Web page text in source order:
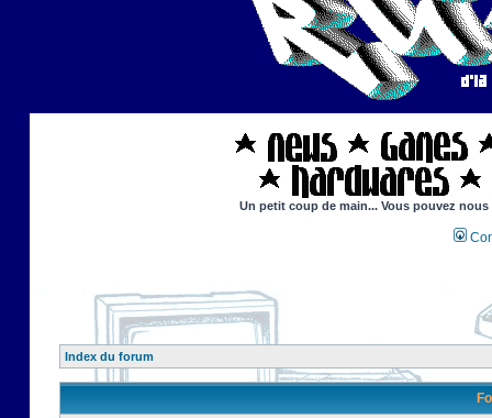
Un petit coup de main... Vous pouvez
Index du forum